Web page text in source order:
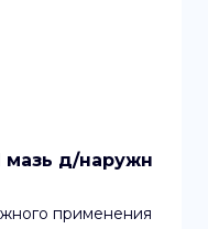
мазь д/наружн
применения